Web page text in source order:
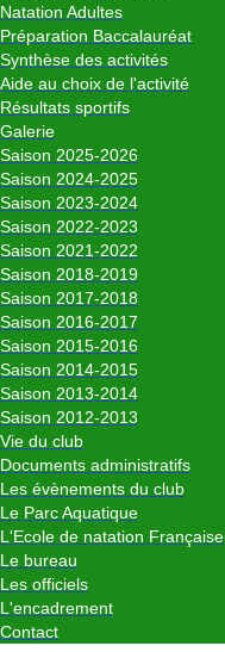
Natation Adultes
Préparation Baccalauréat
Synthèse des activités
Aide au choix de l'activité
Résultats sportifs
Galerie
Saison 2025-2026
Saison 2024-2025
Saison 2023-2024
Saison 2022-2023
Saison 2021-2022
Saison 2018-2019
Saison 2017-2018
Saison 2016-2017
Saison 2015-2016
Saison 2014-2015
Saison 2013-2014
Saison 2012-2013
Vie du club
Documents administratifs
Les évènements du club
Le Parc Aquatique
L'Ecole de natation Française
Le bureau
Les officiels
L'encadrement
Contact